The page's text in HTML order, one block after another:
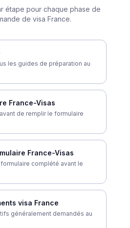
étape pour chaque phase de
de visa France.
les guides de préparation au
France-Visas
de remplir le formulaire
France-Visas
complété avant le
visa France
généralement demandés au